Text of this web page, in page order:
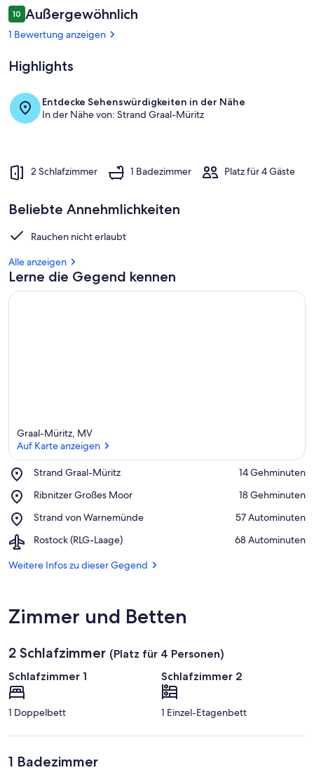
zum
Strand
Graal-
Müritz
Außenbereich
Bewertungen
1010 von 10.
Außergewöhnlich
1 Bewertung anzeigen
Highlights
Entdecke Sehenswürdigkeiten in der Nähe
In der Nähe von: Strand Graal-Müritz
2 Schlafzimmer 1 Badezimmer Platz für 4 Gäste
Beliebte Annehmlichkeiten
Rauchen nicht erlaubt
Alle anzeigen
Lerne die Gegend kennen
Graal-Müritz, MV
Auf Karte anzeigen
Strand Graal-Müritz
Place,
Graal-
‪14 Gehminuten‬
Ribnitzer Großes Moor
Place,
Großes
‪18 Gehminuten‬
Strand von Warnemünde
Place,
von
‪57 Autominuten‬
Rostock (RLG-Laage)
Airport,
(RLG-
‪68 Autominuten‬
Weitere Infos zu dieser Gegend
Zimmer und Betten
2 Schlafzimmer (Platz für 4 Personen)
Schlafzimmer 1
1 Doppelbett
Schlafzimmer 2
1 Einzel-Etagenbett
1 Badezimmer